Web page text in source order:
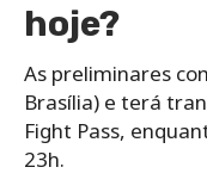
hoje?
As preliminares
Brasília) e terá
Fight Pass,
23h.